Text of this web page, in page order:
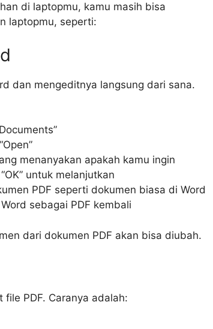
di laptopmu, kamu masih bisa
laptopmu, seperti:
dan mengeditnya langsung dari sana.
menanyakan apakah kamu ingin
untuk melanjutkan
PDF seperti dokumen biasa di Word
sebagai PDF kembali
dari dokumen PDF akan bisa diubah.
PDF. Caranya adalah: